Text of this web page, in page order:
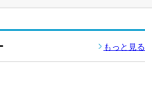
もっと見る